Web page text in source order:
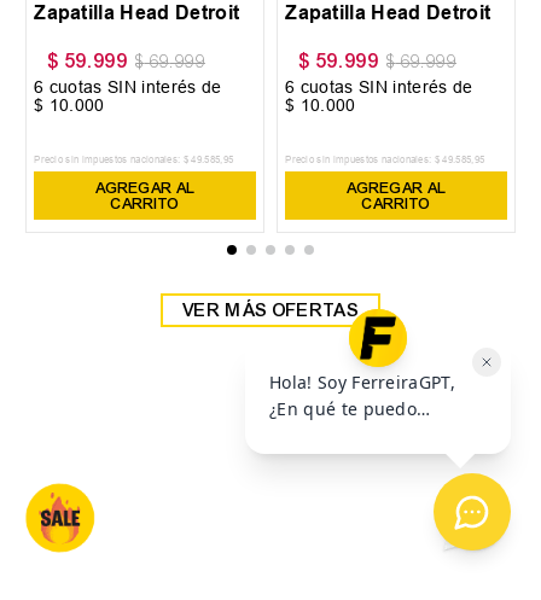
Zapatilla Head Detroit
$ 59.999 $ 69.999
6 cuotas SIN interés de
$ 10 000
Precio sin impuestos nacionales: $ 49.585,95
AGREGAR AL
CARRITO
Zapatilla Head Detroit
$ 59.999 $ 69.999
6 cuotas SIN interés de
$ 10 000
Precio sin impuestos nacionales: $ 49.585,95
AGREGAR AL
CARRITO
VER MÁS OFERTAS